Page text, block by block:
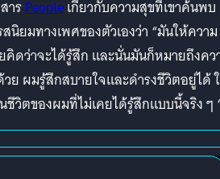
ารPeopleเกี่ยวกับความสุขที่เขาค้นพบ
นิยมทางเพศของตัวเองว่า “มันให้ความ
ดว่าจะได้รู้สึก และนั่นมันก็หมายถึงคว
ย ผมรู้สึกสบายใจและดำรงชีวิตอยู่ได้
วิตของผมที่ไม่เคยได้รู้สึกแบบนี้จริง ๆ